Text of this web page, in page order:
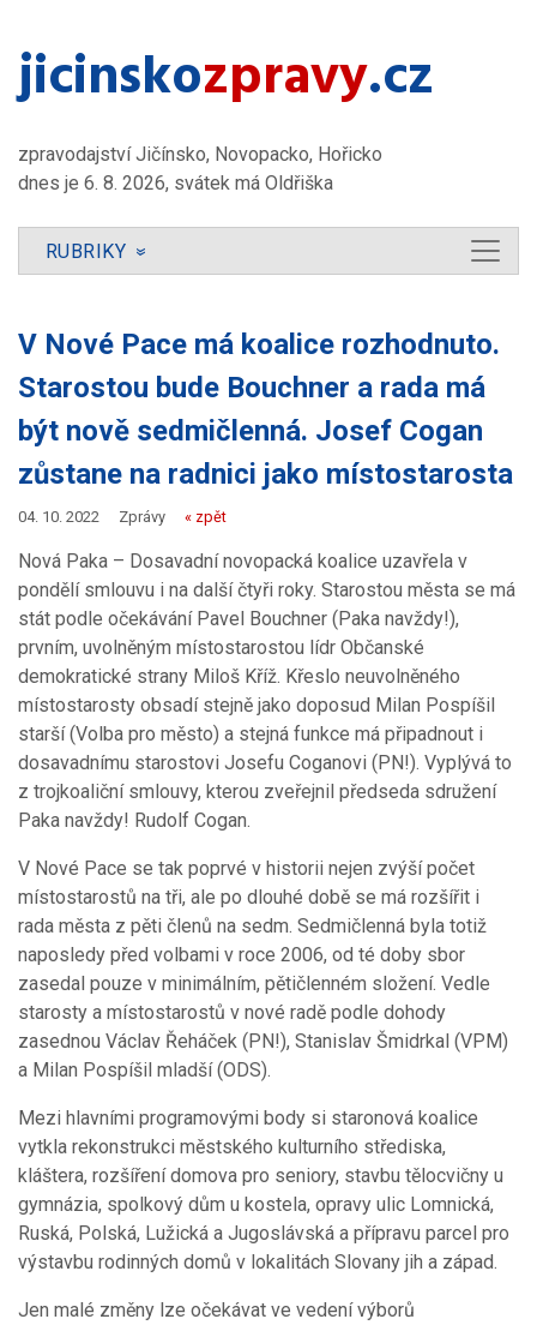
jicinsko​zpravy.cz
zpravodajství Jičínsko, Novopacko, Hořicko
dnes je 6. 8. 2026, svátek má Oldřiška
RUBRIKY »
V Nové Pace má koalice rozhodnuto.
Starostou bude Bouchner a rada má
být nově sedmičlenná. Josef Cogan
zůstane na radnici jako místostarosta
04. 10. 2022 Zprávy « zpět
Nová Paka – Dosavadní novopacká koalice uzavřela v
pondělí smlouvu i na další čtyři roky. Starostou města se má
stát podle očekávání Pavel Bouchner (Paka navždy!),
prvním, uvolněným místostarostou lídr Občanské
demokratické strany Miloš Kříž. Křeslo neuvolněného
místostarosty obsadí stejně jako doposud Milan Pospíšil
starší (Volba pro město) a stejná funkce má připadnout i
dosavadnímu starostovi Josefu Coganovi (PN!). Vyplývá to
z trojkoaliční smlouvy, kterou zveřejnil předseda sdružení
Paka navždy! Rudolf Cogan.
V Nové Pace se tak poprvé v historii nejen zvýší počet
místostarostů na tři, ale po dlouhé době se má rozšířit i
rada města z pěti členů na sedm. Sedmičlenná byla totiž
naposledy před volbami v roce 2006, od té doby sbor
zasedal pouze v minimálním, pětičlenném složení. Vedle
starosty a místostarostů v nové radě podle dohody
zasednou Václav Řeháček (PN!), Stanislav Šmidrkal (VPM)
a Milan Pospíšil mladší (ODS).
Mezi hlavními programovými body si staronová koalice
vytkla rekonstrukci městského kulturního střediska,
kláštera, rozšíření domova pro seniory, stavbu tělocvičny u
gymnázia, spolkový dům u kostela, opravy ulic Lomnická,
Ruská, Polská, Lužická a Jugoslávská a přípravu parcel pro
výstavbu rodinných domů v lokalitách Slovany jih a západ.
Jen malé změny lze očekávat ve vedení výborů